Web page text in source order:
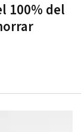
100% del